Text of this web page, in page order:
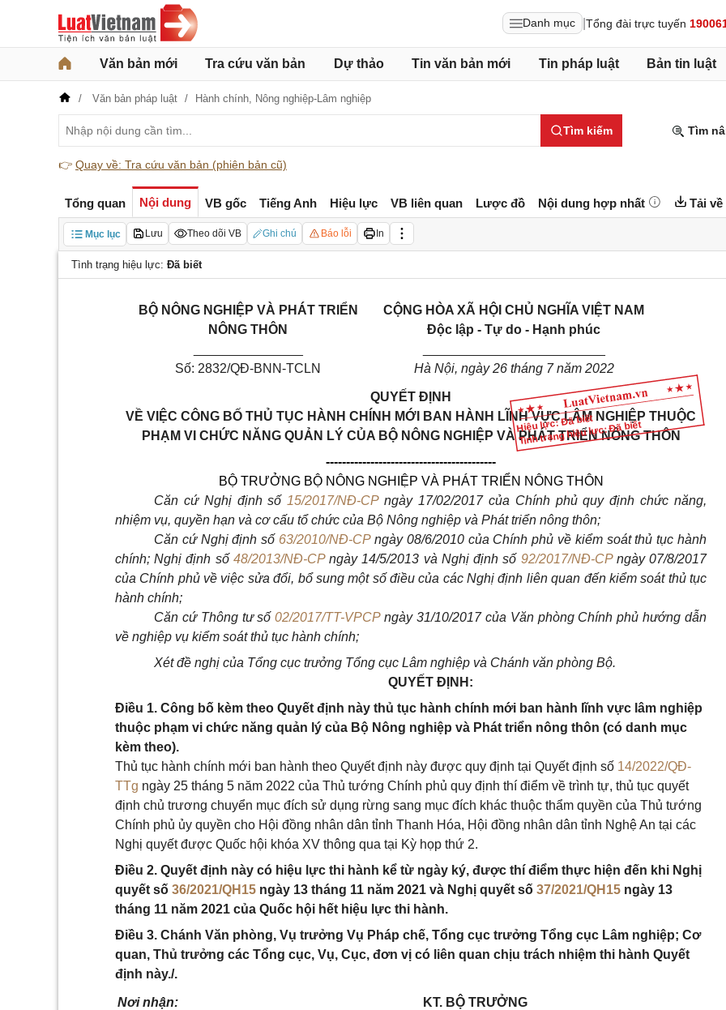
Danh mục Tổng đài trực tuyến
Văn bản mới Tra cứu văn bản Dự thảo Tin văn bản mới Tin pháp luật Bản tin luật
Văn bản pháp luật Hành chính, Nông nghiệp-Lâm nghiệp
Tìm kiếm Tìm
👉 Quay về: Tra cứu văn bản (phiên bản cũ)
Tổng quan Nội dung VB gốc Tiếng Anh Hiệu lực VB liên quan Lược đồ Nội dung hợp nhất Tải về
Mục lục Lưu Theo dõi VB Ghi chú Báo lỗi In
Tình trạng hiệu lực: Đã biết
Hiệu lực: Đã biết
Tình trạng hiệu lực: Đã biết
BỘ NÔNG NGHIỆP VÀ PHÁT TRIỂN
NÔNG THÔN
Số: 2832/QĐ-BNN-TCLN
CỘNG HÒA XÃ HỘI CHỦ NGHĨA VIỆT NAM
Độc lập - Tự do - Hạnh phúc
Hà Nội, ngày 26 tháng 7 năm 2022
QUYẾT ĐỊNH
VỀ VIỆC CÔNG BỐ THỦ TỤC HÀNH CHÍNH MỚI BAN HÀNH LĨNH VỰC LÂM NGHIỆP THUỘC
PHẠM VI CHỨC NĂNG QUẢN LÝ CỦA BỘ NÔNG NGHIỆP VÀ PHÁT TRIỂN NÔNG THÔN
------------------------------------------
BỘ TRƯỞNG BỘ NÔNG NGHIỆP VÀ PHÁT TRIỂN NÔNG THÔN
Căn cứ Nghị định số 15/2017/NĐ-CPngày 17/02/2017 của Chính phủ quy định chức năng,
nhiệm vụ, quyền hạn và cơ cấu tổ chức của Bộ Nông nghiệp và Phát triển nông thôn;
Căn cứ Nghị định số 63/2010/NĐ-CPngày 08/6/2010 của Chính phủ về kiểm soát thủ tục hành
chính; Nghị định số 48/2013/NĐ-CPngày 14/5/2013 và Nghị định số 92/2017/NĐ-CPngày 07/8/2017
của Chính phủ về việc sửa đổi, bổ sung một số điều của các Nghị định liên quan đến kiểm soát thủ tục
hành chính;
Căn cứ Thông tư số02/2017/TT-VPCPngày 31/10/2017 của Văn phòng Chính phủ hướng dẫn
về nghiệp vụ kiểm soát thủ tục hành chính;
Xét đề nghị của Tổng cục trưởng Tổng cục Lâm nghiệp và Chánh văn phòng Bộ.
QUYẾT ĐỊNH:
Điều 1. Công bố kèm theo Quyết định này thủ tục hành chính mới ban hành lĩnh vực lâm nghiệp
thuộc phạm vi chức năng quản lý của Bộ Nông nghiệp và Phát triển nông thôn (có danh mục
kèm theo).
Thủ tục hành chính mới ban hành theo Quyết định này được quy định tại Quyết định số 14/2022/QĐ-
TTg ngày 25 tháng 5 năm 2022 của Thủ tướng Chính phủ quy định thí điểm về trình tự, thủ tục quyết
định chủ trương chuyển mục đích sử dụng rừng sang mục đích khác thuộc thẩm quyền của Thủ tướng
Chính phủ ủy quyền cho Hội đồng nhân dân tỉnh Thanh Hóa, Hội đồng nhân dân tỉnh Nghệ An tại các
Nghị quyết được Quốc hội khóa XV thông qua tại Kỳ họp thứ 2.
Điều 2. Quyết định này có hiệu lực thi hành kể từ ngày ký, được thí điểm thực hiện đến khi Nghị
quyết số 36/2021/QH15 ngày 13 tháng 11 năm 2021 và Nghị quyết số 37/2021/QH15 ngày 13
tháng 11 năm 2021 của Quốc hội hết hiệu lực thi hành.
Điều 3. Chánh Văn phòng, Vụ trưởng Vụ Pháp chế, Tổng cục trưởng Tổng cục Lâm nghiệp; Cơ
quan, Thủ trưởng các Tổng cục, Vụ, Cục, đơn vị có liên quan chịu trách nhiệm thi hành Quyết
định này./.
Nơi nhận:
KT. BỘ TRƯỞNG